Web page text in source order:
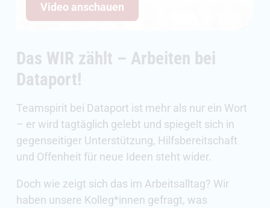
Das WIR zählt – Arbeiten bei
Dataport!
Teamspirit bei Dataport ist mehr als nur ein Wort
– er wird tagtäglich gelebt und spiegelt sich in
gegenseitiger Unterstützung, Hilfsbereitschaft
und Offenheit für neue Ideen steht wider.
Doch wie zeigt sich das im Arbeitsalltag? Wir
haben unsere Kolleg*innen gefragt, was
Video anschauen